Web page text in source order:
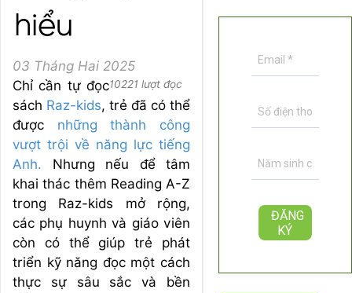
hiểu
03 Tháng Hai 2025
10221 lượt đọc
Chỉ cần tự đọc
sách Raz-kids, trẻ đã có thể
được những thành công
vượt trội về năng lực tiếng
Anh. Nhưng nếu để tâm
khai thác thêm Reading A-Z
trong Raz-kids mở rộng,
các phụ huynh và giáo viên
còn có thể giúp trẻ phát
triển kỹ năng đọc một cách
thực sự sâu sắc và bền